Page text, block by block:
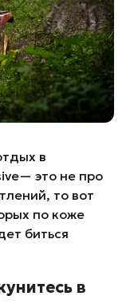
в
это не про
то вот
по коже
биться
в